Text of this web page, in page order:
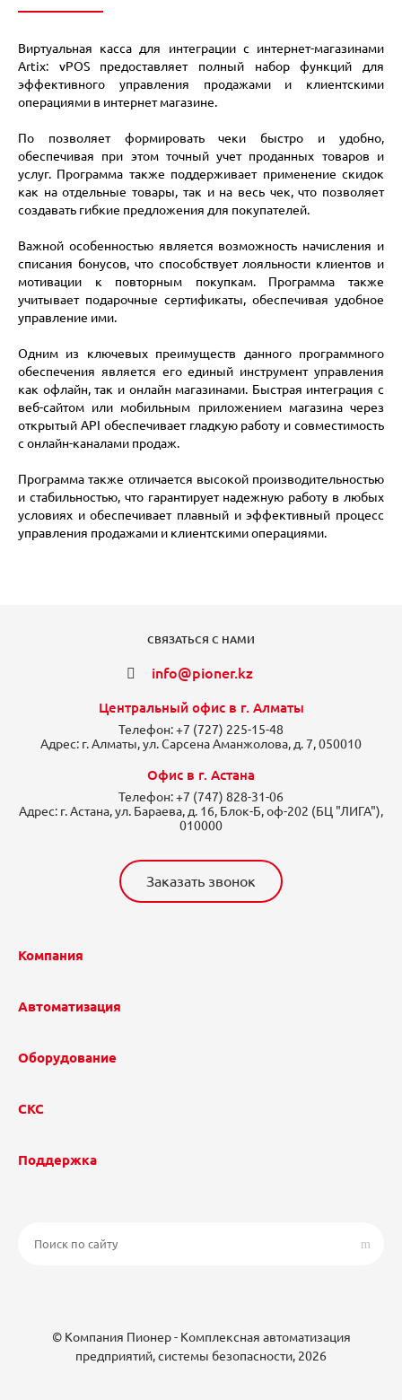
Виртуальная касса для интеграции с интернет-магазинами
Artix: vPOS предоставляет полный набор функций для
эффективного управления продажами и клиентскими
операциями в интернет магазине.
По позволяет формировать чеки быстро и удобно,
обеспечивая при этом точный учет проданных товаров и
услуг. Программа также поддерживает применение скидок
как на отдельные товары, так и на весь чек, что позволяет
создавать гибкие предложения для покупателей.
Важной особенностью является возможность начисления и
списания бонусов, что способствует лояльности клиентов и
мотивации к повторным покупкам. Программа также
учитывает подарочные сертификаты, обеспечивая удобное
управление ими.
Одним из ключевых преимуществ данного программного
обеспечения является его единый инструмент управления
как офлайн, так и онлайн магазинами. Быстрая интеграция с
веб-сайтом или мобильным приложением магазина через
открытый API обеспечивает гладкую работу и совместимость
с онлайн-каналами продаж.
Программа также отличается высокой производительностью
и стабильностью, что гарантирует надежную работу в любых
условиях и обеспечивает плавный и эффективный процесс
управления продажами и клиентскими операциями.
СВЯЗАТЬСЯ С НАМИ
info@pioner.kz
Центральный офис в г. Алматы
Телефон:+7 (727) 225-15-48
Адрес: г. Алматы, ул. Сарсена Аманжолова, д. 7, 050010
Офис в г. Астана
Телефон:+7 (747) 828-31-06
Адрес: г. Астана, ул. Бараева, д. 16, Блок-Б, оф-202 (БЦ "ЛИГА"),
010000
Заказать звонок
Компания
Автоматизация
Оборудование
СКС
Поддержка
© Компания Пионер - Комплексная автоматизация
предприятий, системы безопасности, 2026